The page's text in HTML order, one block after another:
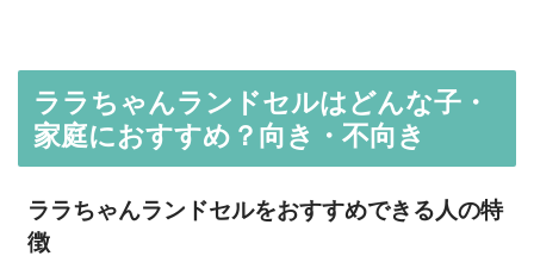
ララちゃんランドセルはどんな子・
家庭におすすめ？向き・不向き
ララちゃんランドセルをおすすめできる人の特
徴